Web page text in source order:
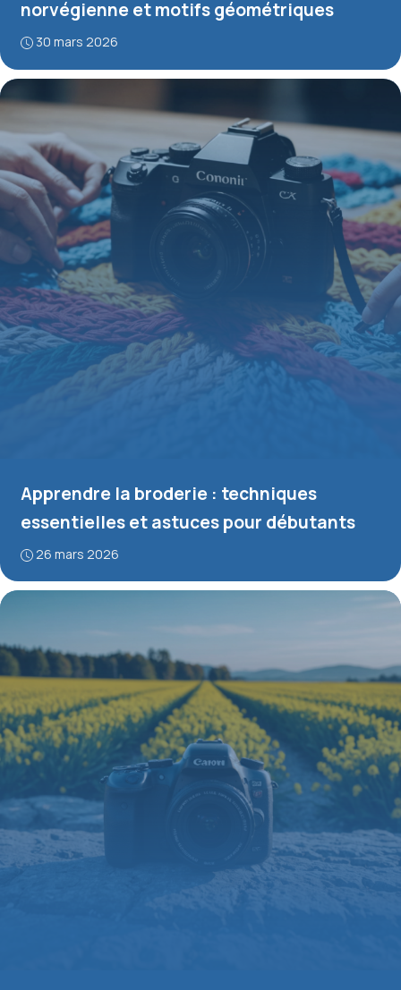
norvégienne et motifs géométriques
30 mars 2026
Apprendre la broderie : techniques
essentielles et astuces pour débutants
26 mars 2026